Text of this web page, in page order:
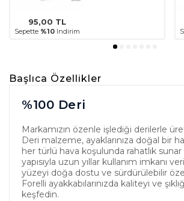
95,00 TL
Sepette %10Indirim
Başlıca Özellikler
%100 Deri
Markamızın özenle işlediği derilerle
Deri malzeme, ayaklarınıza doğal bir
her türlü hava koşulunda rahatlık
yapısıyla uzun yıllar kullanım imkanı
yüzeyi doğa dostu ve sürdürülebilir
Forelli ayakkabılarınızda kaliteyi ve
keşfedin.